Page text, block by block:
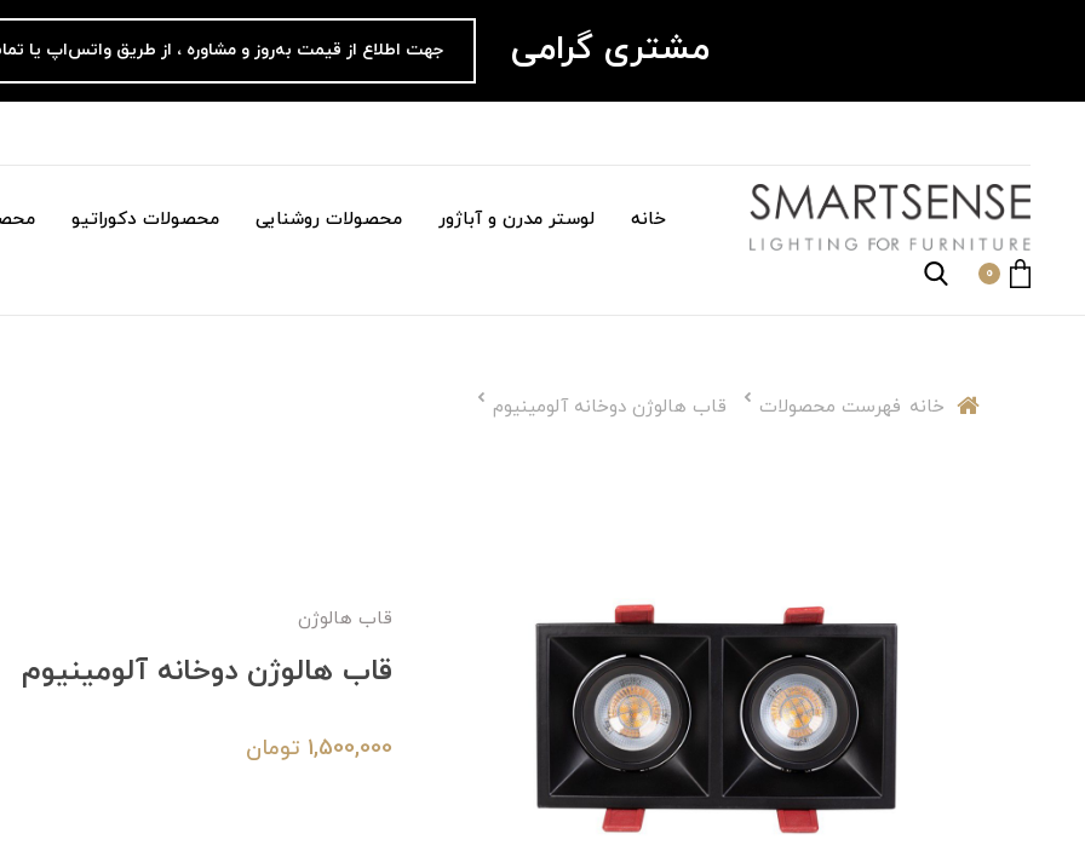
مشتری گرامی جهت اطلاع از قیمت به‌روز و مشاوره ، از طریق واتس‌اپ یا
خانه لوستر مدرن و آباژور محصولات روشنایی محصولات دکوراتیو
0
خانه فهرست محصولات قاب هالوژن دوخانه آلومینیوم
قاب هالوژن
قاب هالوژن دوخانه آلومینیوم
1,500,000 تومان